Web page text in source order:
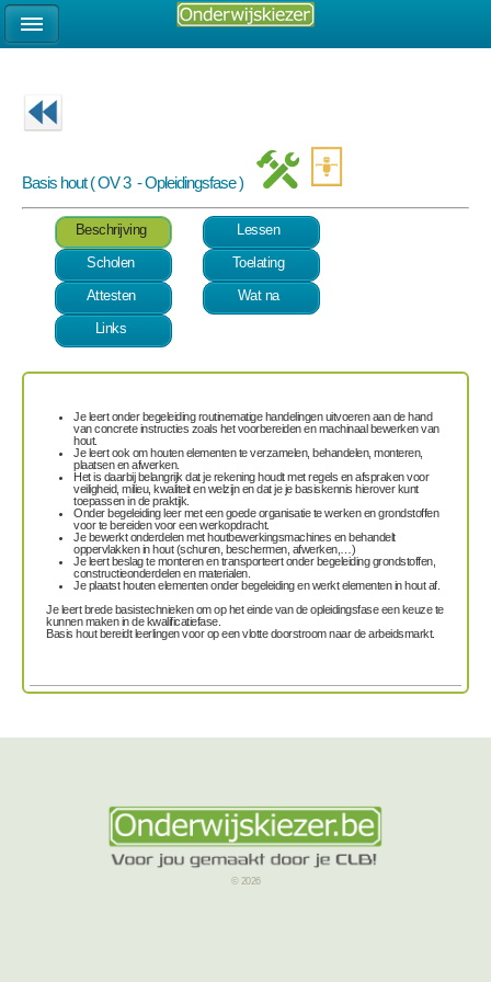
Basis hout ( OV 3 - Opleidingsfase )
Beschrijving
Lessen
Scholen
Toelating
Attesten
Wat na
Links
Je leert onder begeleiding routinematige handelingen uitvoeren aan de hand
van concrete instructies zoals hetvoorbereiden en machinaal bewerken van
hout.
Je leert ook om houten elementen teverzamelen, behandelen, monteren,
plaatsen en afwerken.
Het is daarbij belangrijk dat je rekening houdt metregels en afsprakenvoor
veiligheid, milieu, kwaliteit en welzijn en dat je je basiskennis hierover kunt
toepassen in de praktijk.
Onder begeleiding leer met een goede organisatie te werken en grondstoffen
voor te bereiden voor een werkopdracht.
Jebewerktonderdelenmet houtbewerkingsmachines enbehandelt
oppervlakken in hout(schuren, beschermen, afwerken,…)
Je leertbeslag te monterenentransporteertonder begeleiding grondstoffen,
constructieonderdelen en materialen.
Jeplaatsthouten elementen onder begeleiding enwerktelementen in houtaf.
Je leert brede basistechnieken om op het einde van de opleidingsfase een keuze te
kunnen maken in de kwalificatiefase.
Basis hout bereidt leerlingen voor op een vlotte doorstroom naar de arbeidsmarkt.
© 2026